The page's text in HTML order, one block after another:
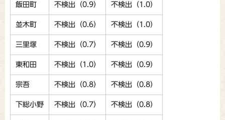
飯田町 不検出（0.9） 不検出（1.0）
並木町 不検出（0.6） 不検出（1.0）
三里塚 不検出（0.7） 不検出（0.9）
東和田 不検出（1.0） 不検出（0.9）
宗吾 不検出（0.8） 不検出（0.8）
下総小野 不検出（0.7） 不検出（0.8）